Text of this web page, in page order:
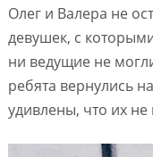
Олег и Валера не
девушек, с
ни ведущие не
ребята вернулись
удивлены, что их